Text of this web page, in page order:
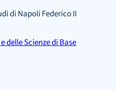
di Napoli Federico II
delle Scienze di Base